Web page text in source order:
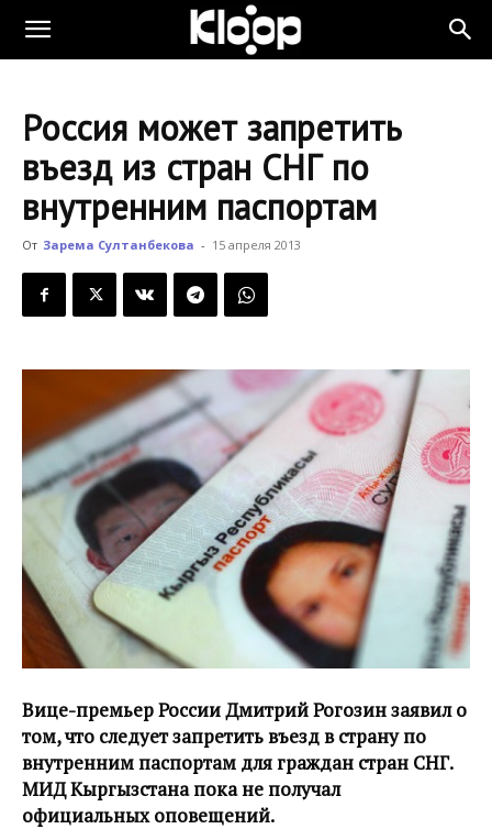
KLOOP.KG
Новости
Кыргызстана
Россия может запретить
въезд из стран СНГ по
внутренним паспортам
От Зарема Султанбекова - 15 апреля 2013
Вице-премьер России Дмитрий Рогозин заявил о
том, что следует запретить въезд в страну по
внутренним паспортам для граждан стран СНГ.
МИД Кыргызстана пока не получал
официальных оповещений.